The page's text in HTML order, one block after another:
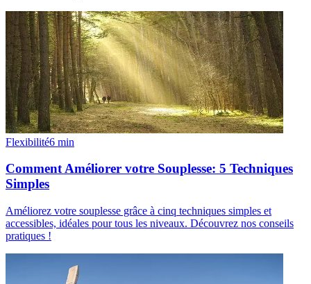
Flexibilité6 min
Comment Améliorer votre Souplesse: 5 Techniques
Simples
Améliorez votre souplesse grâce à cinq techniques simples et
accessibles, idéales pour tous les niveaux. Découvrez nos conseils
pratiques !